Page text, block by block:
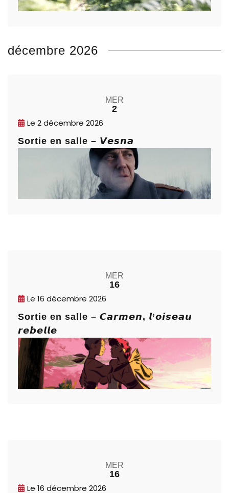
décembre 2026
MER
2
Sortie en salle – 𝙑𝙚𝙨𝙣𝙖
Le 2 décembre 2026
MER
16
Sortie en salle – 𝘾𝙖𝙧𝙢𝙚𝙣, 𝙡’𝙤𝙞𝙨𝙚𝙖𝙪
𝙧𝙚𝙗𝙚𝙡𝙡𝙚
Le 16 décembre 2026
MER
16
Le 16 décembre 2026